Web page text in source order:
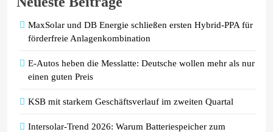
und bietet ab sofort eine effektive
Lösung gegen unangenehme
Mülleimergerüche
MaxSolar und DB Energie schließen ersten Hybrid-PPA für
förderfreie Anlagenkombination
E-Autos heben die Messlatte: Deutsche wollen mehr als nur
einen guten Preis
KSB mit starkem Geschäftsverlauf im zweiten Quartal
Intersolar-Trend 2026: Warum Batteriespeicher zum